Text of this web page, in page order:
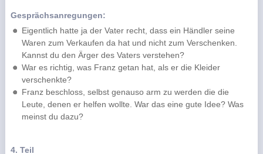
Gesprächsanregungen:
Eigentlich hatte ja der Vater recht, dass ein Händler seine
Waren zum Verkaufen da hat und nicht zum Verschenken.
Kannst du den Ärger des Vaters verstehen?
War es richtig, was Franz getan hat, als er die Kleider
verschenkte?
Franz beschloss, selbst genauso arm zu werden die die
Leute, denen er helfen wollte. War das eine gute Idee? Was
meinst du dazu?
4. Teil